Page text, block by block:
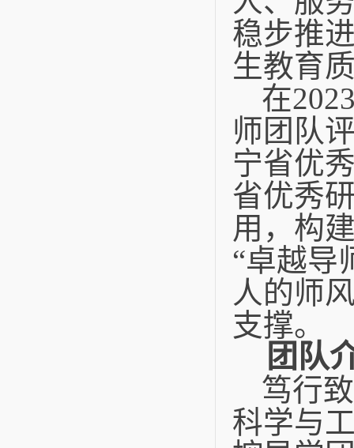
稳步推
生教育
在
师团队
宁省优
省优秀
用，构
“卓越导
人的师
支撑。
团队
笃行
科学与